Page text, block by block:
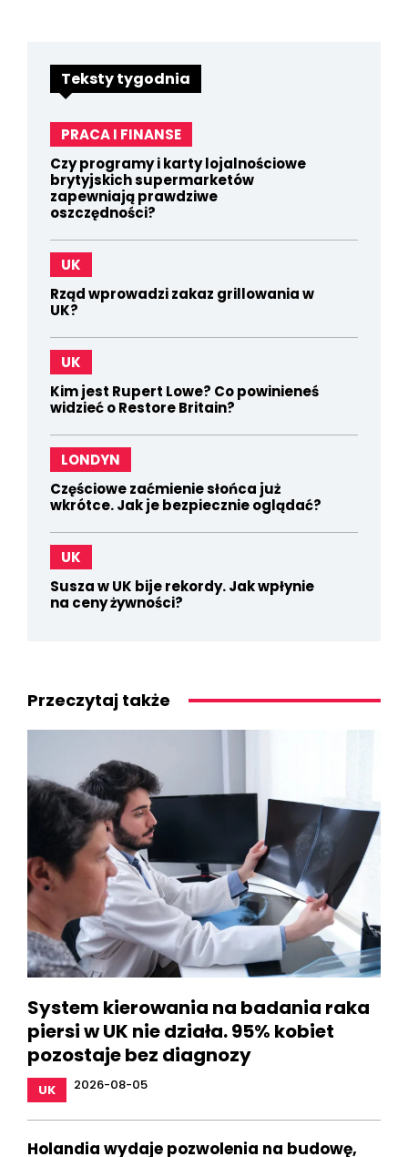
Teksty tygodnia
PRACA I FINANSE
Czy programy i karty lojalnościowe
brytyjskich supermarketów
zapewniają prawdziwe
oszczędności?
UK
Rząd wprowadzi zakaz grillowania w
UK?
UK
Kim jest Rupert Lowe? Co powinieneś
widzieć o Restore Britain?
LONDYN
Częściowe zaćmienie słońca już
wkrótce. Jak je bezpiecznie oglądać?
UK
Susza w UK bije rekordy. Jak wpłynie
na ceny żywności?
Przeczytaj także
System kierowania na badania raka
piersi w UK nie działa. 95% kobiet
pozostaje bez diagnozy
UK 2026-08-05
Holandia wydaje pozwolenia na budowę,